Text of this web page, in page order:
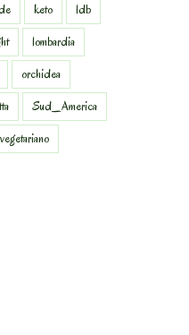
keto
ldb
lombardia
orchidea
Sud_America
vegetariano